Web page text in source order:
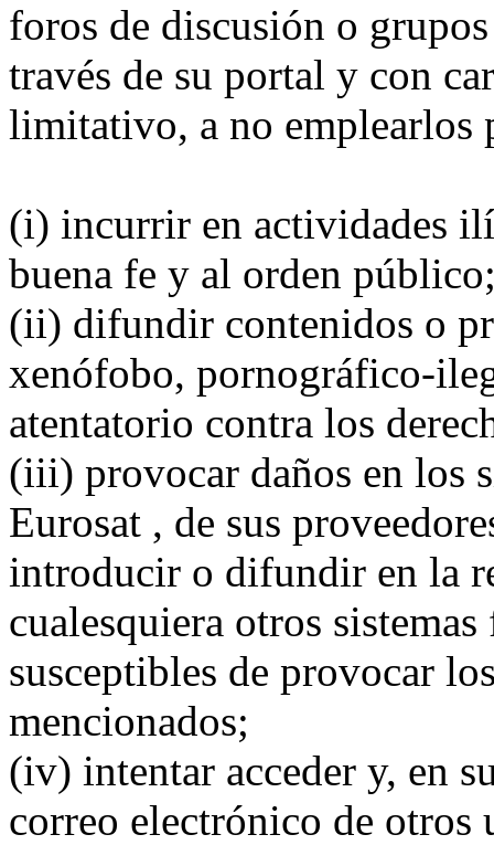
foros de discusión o
través de su portal y con
limitativo, a no emplearlos
(i) incurrir en actividades
buena fe y al orden
(ii) difundir contenidos o
xenófobo, pornográfico-
atentatorio contra los
(iii) provocar daños en los
Eurosat , de sus
introducir o difundir en la
cualesquiera otros
susceptibles de provocar
mencionados;
(iv) intentar acceder y, en
correo electrónico de